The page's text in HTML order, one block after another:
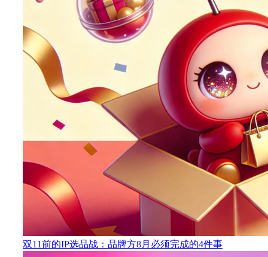
双11前的IP选品战：品牌方8月必须完成的4件事